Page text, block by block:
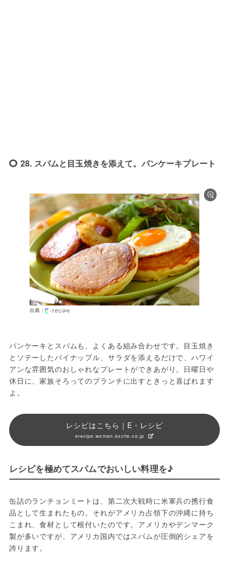
28. スパムと目玉焼きを添えて。パンケーキプレート
出典：
パンケーキとスパムも、よくある組み合わせです。目玉焼き
とソテーしたパイナップル、サラダを添えるだけで、ハワイ
アンな雰囲気のおしゃれなプレートができあがり。日曜日や
休日に、家族そろってのブランチに出すときっと喜ばれます
よ。
レシピはこちら｜E・レシピ
erecipe.woman.excite.co.jp
レシピを極めてスパムでおいしい料理を♪
缶詰のランチョンミートは、第二次大戦時に米軍兵の携行食
品として生まれたもの。それがアメリカ占領下の沖縄に持ち
こまれ、食材として根付いたのです。アメリカやデンマーク
製が多いですが、アメリカ国内ではスパムが圧倒的シェアを
誇ります。